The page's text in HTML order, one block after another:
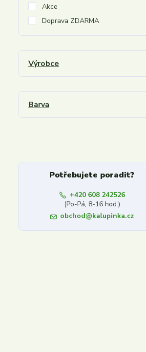
Akce
Doprava ZDARMA
Výrobce
Barva
Potřebujete poradit?
+420 608 242526
(Po-Pá, 8-16 hod.)
obchod@kalupinka.cz